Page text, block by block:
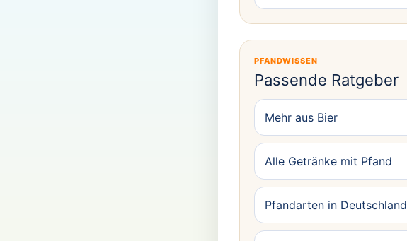
PFANDWISSEN
Passende Ratgeber
Mehr aus Bier
Alle Getränke mit Pfand
Pfandarten in Deutschland